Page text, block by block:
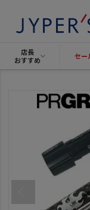
店長
おすすめ
セー